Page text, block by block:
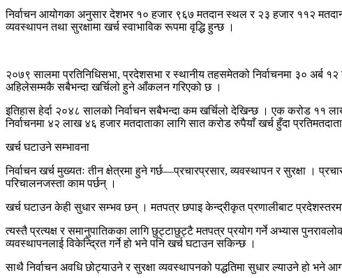
निर्वाचन आयोगका अनुसार देशभर १० हजार ९६७ मतदान स्थल र २३ हजार ११२
व्यवस्थापन तथा सुरक्षामा खर्च स्वाभाविक रूपमा वृद्धि हुन्छ ।
२०७९ सालमा प्रतिनिधिसभा, प्रदेशसभा र स्थानीय तहसमेतको निर्वाचनमा ३० अर्ब
अहिलेसम्मकै सबैभन्दा खर्चिलो हुने आँकलन गरिएको छ ।
इतिहास हेर्दा २०४८ सालको निर्वाचन सबैभन्दा कम खर्चिलो देखिन्छ । एक करोड ११
निर्वाचनमा ४२ लाख ४६ हजार मतदाताका लागि सात करोड रुपैयाँ खर्च हुँदा
खर्च घटाउने सम्भावना
निर्वाचन खर्च मुख्यतः तीन क्षेत्रमा हुने गर्छ—प्रचारप्रसार, व्यवस्थापन र सुरक्षा ।
परिचालनजस्ता काम पर्छन् ।
खर्च घटाउन केही सुधार सम्भव छन् । मतपत्र छपाइ केन्द्रीकृत प्रणालीबाट
त्यस्तै प्रत्यक्ष र समानुपातिकका लागि छुट्टाछुट्टै मतपत्र प्रयोग गर्ने अभ्यास
व्यवस्थापनलाई विकेन्द्रित गर्ने हो भने पनि खर्च घटाउन सकिन्छ ।
साथै निर्वाचन अवधि छोट्याउने र सुरक्षा व्यवस्थापनको पद्धतिमा सुधार ल्याउने हो